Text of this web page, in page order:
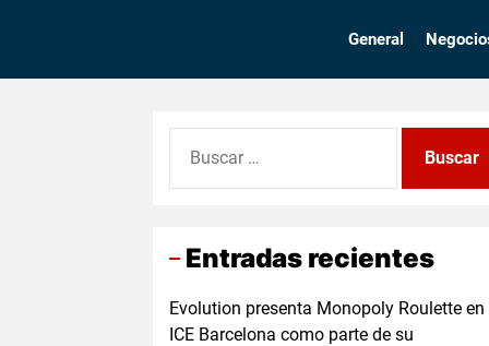
General
Entradas recientes
Evolution presenta Monopoly Roulette en
ICE Barcelona como parte de su